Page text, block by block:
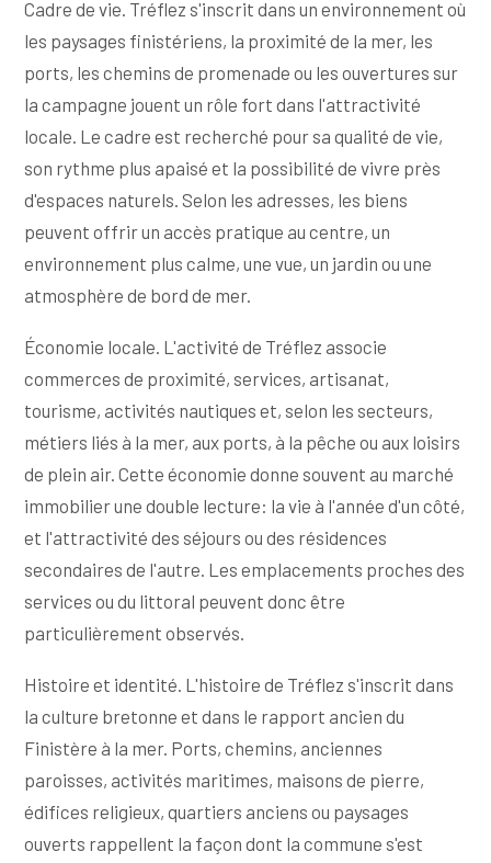
Cadre de vie. Tréflez s'inscrit dans un environnement où
les paysages finistériens, la proximité de la mer, les
ports, les chemins de promenade ou les ouvertures sur
la campagne jouent un rôle fort dans l'attractivité
locale. Le cadre est recherché pour sa qualité de vie,
son rythme plus apaisé et la possibilité de vivre près
d'espaces naturels. Selon les adresses, les biens
peuvent offrir un accès pratique au centre, un
environnement plus calme, une vue, un jardin ou une
atmosphère de bord de mer.
Économie locale. L'activité de Tréflez associe
commerces de proximité, services, artisanat,
tourisme, activités nautiques et, selon les secteurs,
métiers liés à la mer, aux ports, à la pêche ou aux loisirs
de plein air. Cette économie donne souvent au marché
immobilier une double lecture: la vie à l'année d'un côté,
et l'attractivité des séjours ou des résidences
secondaires de l'autre. Les emplacements proches des
services ou du littoral peuvent donc être
particulièrement observés.
Histoire et identité. L'histoire de Tréflez s'inscrit dans
la culture bretonne et dans le rapport ancien du
Finistère à la mer. Ports, chemins, anciennes
paroisses, activités maritimes, maisons de pierre,
édifices religieux, quartiers anciens ou paysages
ouverts rappellent la façon dont la commune s'est